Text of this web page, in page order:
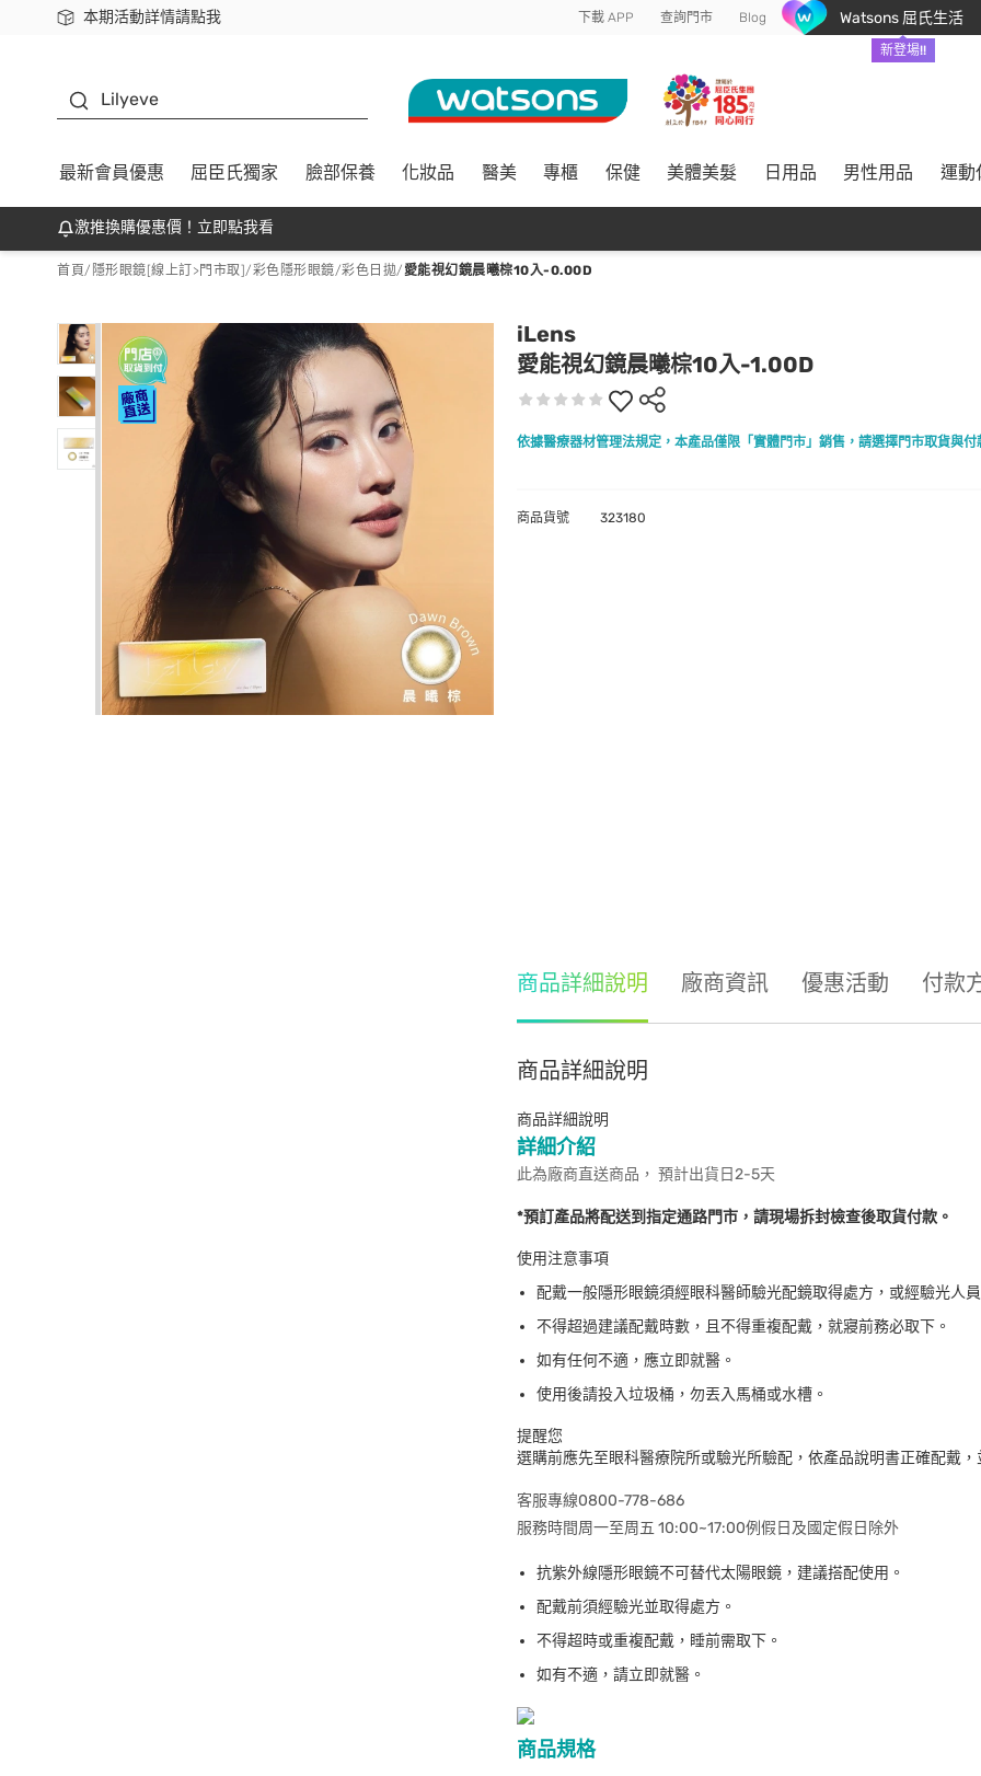
本期活動詳情請點我
下載app最高回饋$350 下載 APP 查詢門市 Blog Watsons 屈氏生活
新登場!!
Lilyeve
最新會員優惠 屈臣氏獨家 臉部保養 化妝品 醫美 專櫃 保健 美體美髮 日用品 男性用品 運動
激推換購優惠價！立即點我看
首頁/ 隱形眼鏡[線上訂>門市取]/彩色隱形眼鏡/彩色日拋/愛能視幻鏡晨曦棕10入-0.00D
iLens
愛能視幻鏡晨曦棕10入-1.00D
依據醫療器材管理法規定，本產品僅限「實體門市」銷售，請選擇門市取貨與付
商品貨號 323180
商品詳細說明 廠商資訊 優惠活動 付款
商品詳細說明
商品詳細說明
詳細介紹
此為廠商直送商品， 預計出貨日2-5天
*預訂產品將配送到指定通路門市，請現場拆封檢查後取貨付款。
使用注意事項
配戴一般隱形眼鏡須經眼科醫師驗光配鏡取得處方，或經驗光人
不得超過建議配戴時數，且不得重複配戴，就寢前務必取下。
如有任何不適，應立即就醫。
使用後請投入垃圾桶，勿丟入馬桶或水槽。
提醒您
選購前應先至眼科醫療院所或驗光所驗配，依產品說明書正確配戴
客服專線0800-778-686
服務時間周一至周五 10:00~17:00例假日及國定假日除外
抗紫外線隱形眼鏡不可替代太陽眼鏡，建議搭配使用。
配戴前須經驗光並取得處方。
不得超時或重複配戴，睡前需取下。
如有不適，請立即就醫。
商品規格